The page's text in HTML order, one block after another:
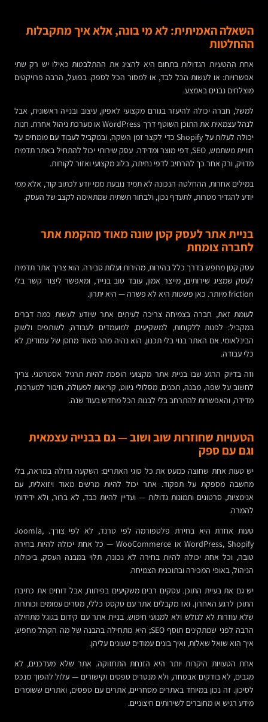
השאלה האמיתית: לא מי בונה, אלא איך מתקבלות
ההחלטות
אחת ההטעיות הגדולות בתחום היא להציג את ההתלבטות כאילו יש רק שתי
אפשרויות: או לעשות הכל לבד, או למסור הכל לספק. בפועל, הרבה פרויקטים
מוצלחים נבנים באמצע.
למשל, חברה יכולה להיעזר בגורם מקצועי לאפיון, עיצוב ובנייה ראשונית, אבל
לנהל עצמאית את התוכן השוטף דרך WordPress או מערכת ניהול אחרת. חנות
יכולה לעלות על Shopify כדי לקצר זמן השקה, ובמקביל לעבוד עם מומחים על
חוויית משתמש, SEO, דפי מוצר ומדידה. עסק שירותי יכול להתחיל באתר תדמית
מדויק, ורק אחר כך להרחיב לדפי נחיתה, בלוג מקצועי ואזור לקוחות.
במילים אחרות, ההחלטה הנכונה לא תמיד נובעת ממי יודע לכתוב קוד, אלא ממי
יודע להגדיר מטרות, לתעדף נכון, ולבחור תשתית שמתאימה לקצב של העסק.
בניית אתר לעסק קטן שונה מאוד מהקמת אתר
לחברה צומחת
עסק קטן מחפש בדרך כלל בהירות, מהירות ועלות סבירה. הוא צריך אתר תדמית
לעסק שמציג שירותים, מייצר אמון, עובד טוב בנייד, ומאפשר ליצור קשר בלי
friction מיותר. כאן פשטות היא לא פשרה — היא יתרון.
לעומת זאת, חברה בצמיחה צריכה לעיתים אתר שיודע לעשות כמה דברים
במקביל: לפנות ללקוחות, למשקיעים, למועמדים לעבודה, לשותפים ולשוק
הבינלאומי. אם האתר בנוי בלי תכנון, הוא נהיה מהר מאוד מחסן של עמודים, לא
כלי עבודה.
וזה בדיוק הרגע שבו בניית אתר מקצועי הופכת להיות תרגיל אסטרטגי. צריך
לחשוב על שפה, מבנה, תכנים, מסלולי ניווט, קריאות לפעולה, חיבור למערכות,
מדידה, והאפשרות להתרחב בלי לבנות הכל מחדש בעוד שנה.
הטעויות שחוזרות שוב ושוב — גם בבנייה עצמאית
וגם עם ספק
יש טעות אחת שחוצה כמעט את כל סוגי האתרים: השקעה גדולה במראה, בלי
מחשבה מספקת על תפקוד. אתר יכול להיות מרשים מאוד ויזואלית, עם
אנימציות, סרטונים ותמונות גדולות — ועדיין להיות כבד, לא ברור, ולא ידידותי
להמרה.
טעות אחרת היא בחירת פלטפורמה לפי טרנד, לא לפי צורך. Joomla,
WordPress, Shopify או WooCommerce — כל אחת יכולה להיות בחירה
טובה, וכל אחת יכולה להיות בחירה לא נכונה, תלוי במבנה העסק, ביכולות
הניהול, באופי המכירה ובתוכנית הצמיחה.
יש גם את בעיית התוכן. עסקים רבים משקיעים בפיתוח, אבל דוחים את כתיבת
התוכן לרגע האחרון. ואז מקבלים אתר עם טקסט כללי, מסרים עמומים וכותרות
שלא עוזרות לא לגולש ולא למנועי חיפוש. בניית אתר עם קידום בגוגל מתחילה
הרבה לפני שמתקינים תוסף SEO; היא מתחילה בהבנה של מה הקהל מחפש,
איך הוא שואל שאלות, ואיך בונים עמודים שעונים עליהן.
אחת הטעויות היקרות יותר היא הזנחת התחזוקה. אתר שלא מעדכנים, לא
מגבים, לא בודקים אבטחה, ולא מנטרים טפסים וקישורים — עלול להפוך מנכס
לסיכון. זה נכון במיוחד באתרים מסחריים, אתרים עם טפסים, ואתרים ששומרים
מידע רגיש או מחוברים לשירותים חיצוניים.